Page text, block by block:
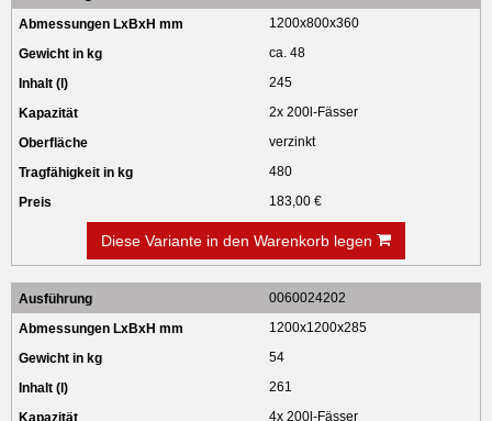
1200x800x360
ca. 48
245
2x 200l-Fässer
verzinkt
480
183,00 €
Diese Variante in den Warenkorb legen
0060024202
1200x1200x285
54
261
4x 200l-Fässer